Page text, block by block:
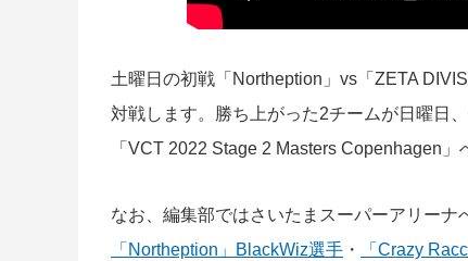
土曜日の初戦「Northeption」vs「ZETA
対戦します。勝ち上がった2チームが日曜日
「VCT 2022 Stage 2 Masters Copenhagen」
なお、編集部ではさいたまスーパーアリーナ
「Northeption」BlackWiz選手 ・ 「Crazy